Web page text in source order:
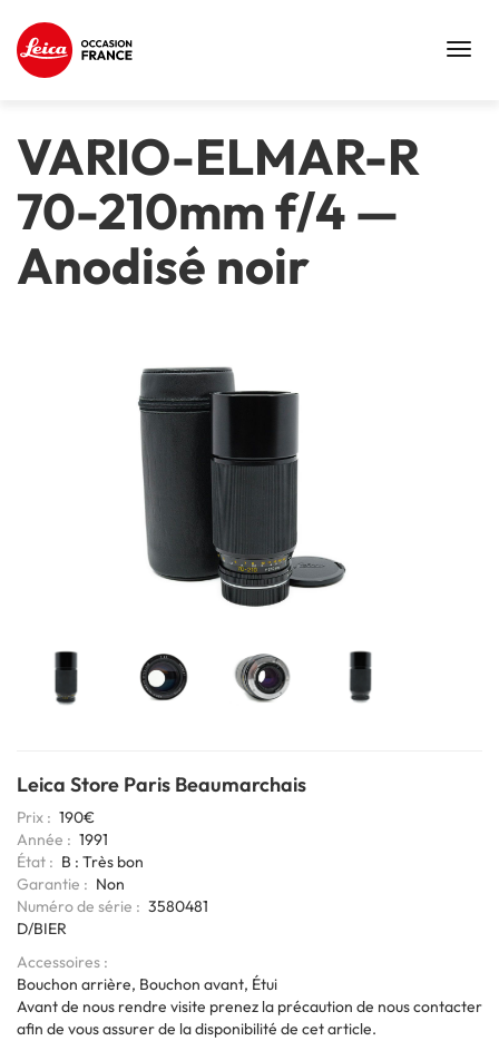
VARIO-ELMAR-R
70-210mm f/4—
Anodisé noir
Leica Store Paris Beaumarchais
Prix
190€
Année
1991
État
B : Très bon
Garantie
Non
Codage
6bits
Numéro de série
3580481
D/BIER
Accessoires
Bouchon arrière, Bouchon avant, Étui
Avant de nous rendre visite prenez la précaution de nous contacter
afin de vous assurer de la disponibilité de cet article.